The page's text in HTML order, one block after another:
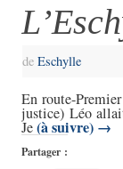
deEschylle
En route-
justice) Léo
Je(à suivre) →
Partager :